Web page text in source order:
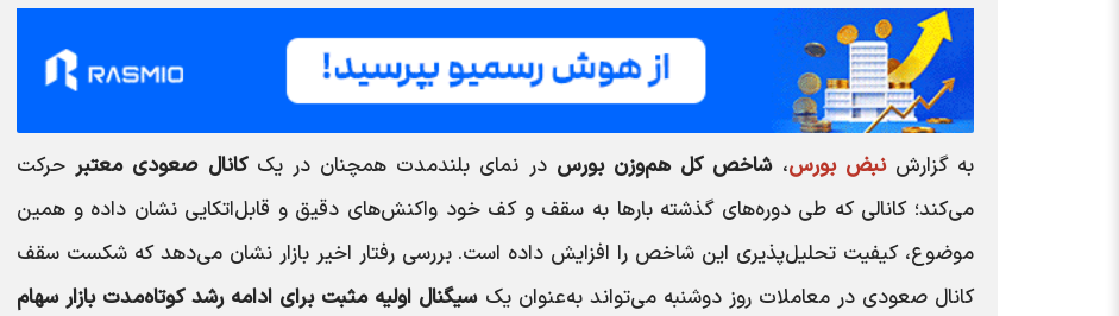
به گزارشنبض بورس،شاخص کل هم‌وزن بورس در نمای بلندمدت همچنان در یککانال صعودی معتبرحرکت
می‌کند؛ کانالی که طی دوره‌های گذشته بارها به سقف و کف خود واکنش‌های دقیق و قابل‌اتکایی نشان داده و همین
موضوع، کیفیت تحلیل‌پذیری این شاخص را افزایش داده است. بررسی رفتار اخیر بازار نشان می‌دهد که شکست سقف
کانال صعودی در معاملات روز دوشنبه می‌تواند به‌عنوان یکسیگنال اولیه مثبت برای ادامه رشد کوتاه‌مدت بازار سهام